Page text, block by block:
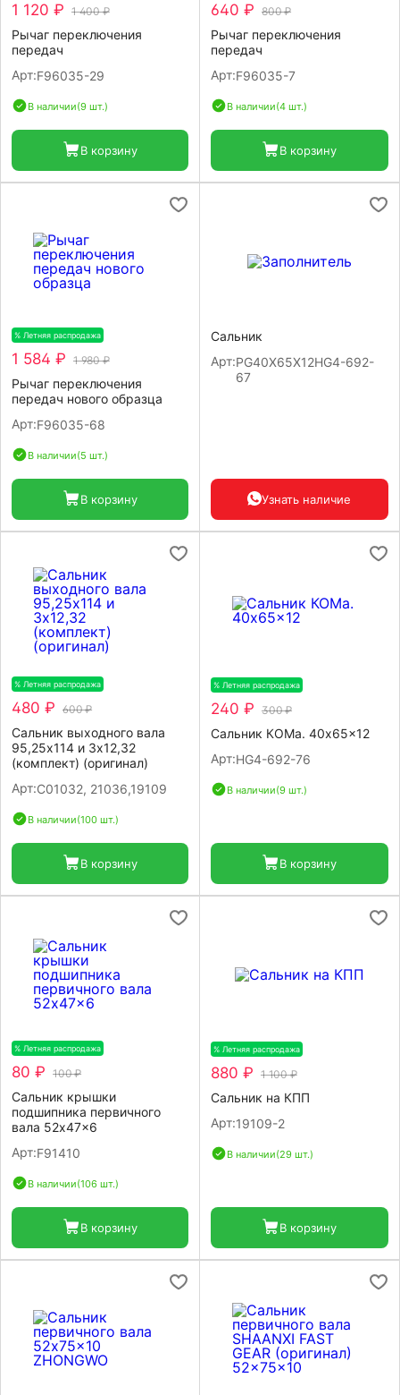
1 120 ₽ 1 400 ₽
Рычаг переключения
передач
Арт:F96035-29
В наличии(9 шт.)
В корзину
640 ₽ 800 ₽
Рычаг переключения
передач
Арт:F96035-7
В наличии(4 шт.)
В корзину
% Летняя распродажа
1 584 ₽ 1 980 ₽
Рычаг переключения
передач нового образца
Арт:F96035-68
В наличии(5 шт.)
В корзину
Сальник
Арт:PG40X65X12HG4-692-
67
Узнать наличие
% Летняя распродажа
480 ₽ 600 ₽
Сальник выходного вала
95,25х114 и 3х12,32
(комплект) (оригинал)
Арт:C01032, 21036,19109
В наличии(100 шт.)
В корзину
% Летняя распродажа
240 ₽ 300 ₽
Сальник КОМа. 40x65x12
Арт:HG4-692-76
В наличии(9 шт.)
В корзину
% Летняя распродажа
80 ₽ 100 ₽
Сальник крышки
подшипника первичного
вала 52x47x6
Арт:F91410
В наличии(106 шт.)
В корзину
% Летняя распродажа
880 ₽ 1 100 ₽
Сальник на КПП
Арт:19109-2
В наличии(29 шт.)
В корзину